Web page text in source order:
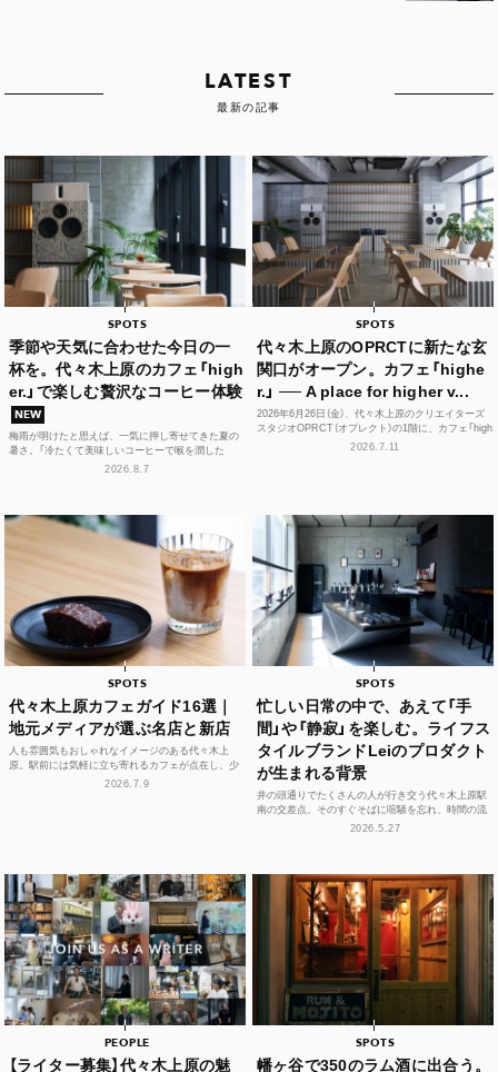
LATEST
最新の記事
SPOTS
季節や天気に合わせた今日の一
杯を。代々木上原のカフェ「high
er.」で楽しむ贅沢なコーヒー体験
NEW
梅雨が明けたと思えば、一気に押し寄せてきた夏の
暑さ。「冷たくて美味しいコーヒーで喉を潤した
い！」そんな思いを叶えてくれるカフェが、この夏、
2026.8.7
SPOTS
代々木上原のOPRCTに新たな玄
関口がオープン。カフェ「highe
r.」 ── A place for higher v...
2026年6月26日（金）、代々木上原のクリエイターズ
スタジオOPRCT（オプレクト）の1階に、カフェ「high
er.」（ハイアー）がグランドオープンし...
2026.7.11
SPOTS
代々木上原カフェガイド16選｜
地元メディアが選ぶ名店と新店
人も雰囲気もおしゃれなイメージのある代々木上
原。駅前には気軽に立ち寄れるカフェが点在し、少
し歩けば、コーヒーやスイーツ、空間づくりにこだ
2026.7.9
SPOTS
忙しい日常の中で、あえて「手
間」や「静寂」を楽しむ。ライフス
タイルブランドLeiのプロダクト
が生まれる背景
井の頭通りでたくさんの人が行き交う代々木上原駅
南の交差点。そのすぐそばに喧騒を忘れ、時間の流
れや感性をフラットに整えられる空間があります。
2026.5.27
PEOPLE
【ライター募集】代々木上原の魅
SPOTS
幡ヶ谷で350のラム酒に出合う。